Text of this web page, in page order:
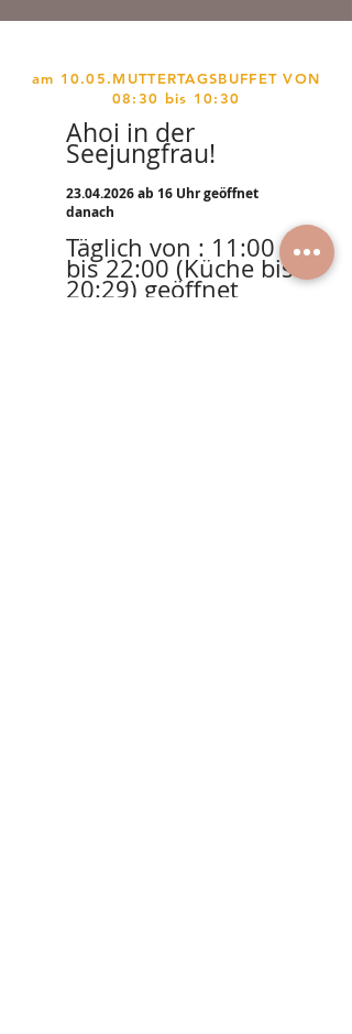
am 10.05.MUTTERTAGSBUFFET VON
08:30 bis 10:30
Ahoi in der
Seejungfrau!
23.04.2026ab 16 Uhr geöffnet
danach
Täglich von : 11:00
bis 22:00 (Küche bis
20:29) geöffnet